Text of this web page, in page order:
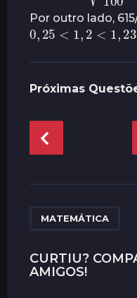
Por outro lado,
0,25<1, 2<1,23
Próximas
o
i
n
MATEMÁTICA
CURTIU?
AMIGOS!